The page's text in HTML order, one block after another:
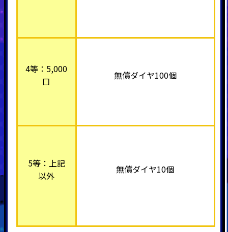
4等：5,000
口
無償ダイヤ100個
5等：上記
以外
無償ダイヤ10個